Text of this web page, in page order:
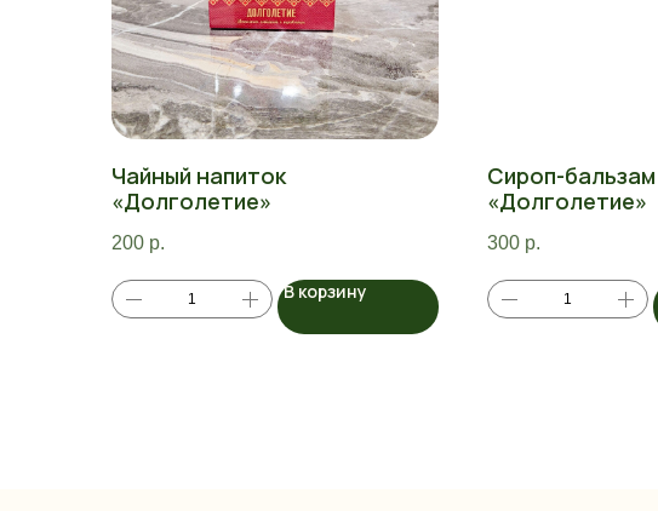
Чайный напиток
«Долголетие»
200 р.
В корзину
Сироп-бальзам
«Долголетие»
300 р.